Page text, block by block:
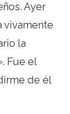
Ayer
vivamente
la
Fue el
de él